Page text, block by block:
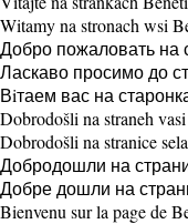
Witamy na stronach wsi
Добро пожаловать на
Ласкаво просимо до
Вiтаем вас на
Dobrodošli na straneh
Dobrodošli na stranice
Добродошли на
Добре дошли на
Bienvenu sur la page de